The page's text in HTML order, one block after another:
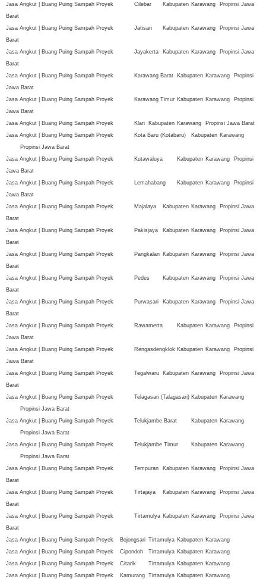
Jasa Angkut | Buang Puing Sampah Proyek
Cilebar Kabupaten Karawang
Propinsi Jawa
Barat
Jasa Angkut | Buang Puing Sampah Proyek
Jatisari Kabupaten Karawang
Propinsi Jawa
Barat
Jasa Angkut | Buang Puing Sampah Proyek
Jayakerta Kabupaten Karawang
Propinsi Jawa
Barat
Jasa Angkut | Buang Puing Sampah Proyek
Karawang Barat Kabupaten Karawang
Propinsi
Jawa Barat
Jasa Angkut | Buang Puing Sampah Proyek
Karawang Timur Kabupaten Karawang
Propinsi
Jawa Barat
Jasa Angkut | Buang Puing Sampah Proyek
Klari Kabupaten Karawang
Propinsi Jawa Barat
Jasa Angkut | Buang Puing Sampah Proyek
Kota Baru (Kotabaru) Kabupaten Karawang
Propinsi Jawa Barat
Jasa Angkut | Buang Puing Sampah Proyek
Kutawaluya Kabupaten Karawang
Propinsi
Jawa Barat
Jasa Angkut | Buang Puing Sampah Proyek
Lemahabang Kabupaten Karawang
Propinsi
Jawa Barat
Jasa Angkut | Buang Puing Sampah Proyek
Majalaya Kabupaten Karawang
Propinsi Jawa
Barat
Jasa Angkut | Buang Puing Sampah Proyek
Pakisjaya Kabupaten Karawang
Propinsi Jawa
Barat
Jasa Angkut | Buang Puing Sampah Proyek
Pangkalan Kabupaten Karawang
Propinsi Jawa
Barat
Jasa Angkut | Buang Puing Sampah Proyek
Pedes Kabupaten Karawang
Propinsi Jawa
Barat
Jasa Angkut | Buang Puing Sampah Proyek
Purwasari Kabupaten Karawang
Propinsi Jawa
Barat
Jasa Angkut | Buang Puing Sampah Proyek
Rawamerta Kabupaten Karawang
Propinsi
Jawa Barat
Jasa Angkut | Buang Puing Sampah Proyek
Rengasdengklok Kabupaten Karawang
Propinsi
Jawa Barat
Jasa Angkut | Buang Puing Sampah Proyek
Tegalwaru Kabupaten Karawang
Propinsi Jawa
Barat
Jasa Angkut | Buang Puing Sampah Proyek
Telagasari (Talagasari) Kabupaten Karawang
Propinsi Jawa Barat
Jasa Angkut | Buang Puing Sampah Proyek
Telukjambe Barat Kabupaten Karawang
Propinsi Jawa Barat
Jasa Angkut | Buang Puing Sampah Proyek
Telukjambe Timur Kabupaten Karawang
Propinsi Jawa Barat
Jasa Angkut | Buang Puing Sampah Proyek
Tempuran Kabupaten Karawang
Propinsi Jawa
Barat
Jasa Angkut | Buang Puing Sampah Proyek
Tirtajaya Kabupaten Karawang
Propinsi Jawa
Barat
Jasa Angkut | Buang Puing Sampah Proyek
Tirtamulya Kabupaten Karawang
Propinsi Jawa
Barat
Jasa Angkut | Buang Puing Sampah Proyek
Bojongsari Tirtamulya Kabupaten Karawang
Jasa Angkut | Buang Puing Sampah Proyek
Cipondoh Tirtamulya Kabupaten Karawang
Jasa Angkut | Buang Puing Sampah Proyek
Citarik Tirtamulya Kabupaten Karawang
Jasa Angkut | Buang Puing Sampah Proyek
Kamurang Tirtamulya Kabupaten Karawang